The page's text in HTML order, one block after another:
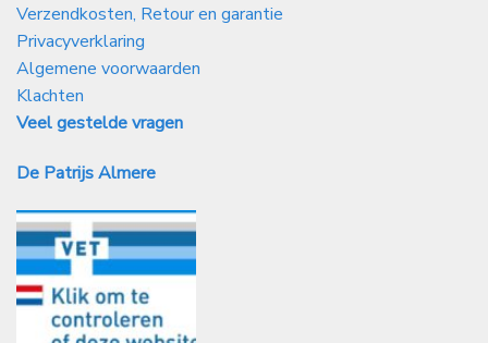
Verzendkosten, Retour en garantie
Privacyverklaring
Algemene voorwaarden
Klachten
Veel gestelde vragen
De Patrijs Almere